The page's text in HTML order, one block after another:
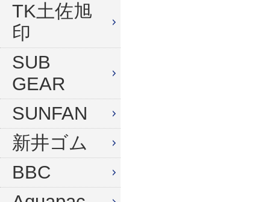
TK土佐旭
印
SUB
GEAR
SUNFAN
新井ゴム
BBC